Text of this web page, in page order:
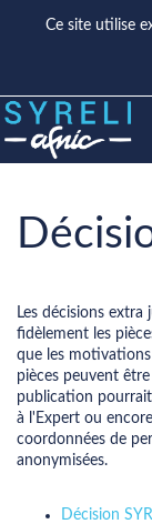
Ce site utilise
Les décisions
fidèlement les
que les
pièces peuvent
publication
à l'Expert ou
coordonnées de
anonymisées.
Décision